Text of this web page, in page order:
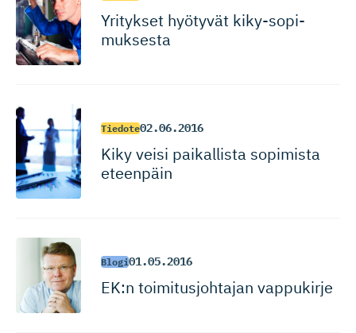
Yritykset hyötyvät kiky-sopi­
muksesta
Tiedote02.06.2016
Kiky veisi paikallista sopimista
eteenpäin
Blogi01.05.2016
EK:n toimitusjohtajan vappukirje